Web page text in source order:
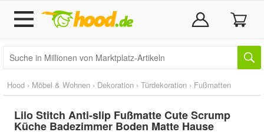
Hood › Möbel & Wohnen › Dekoration › Türdekoration › Fußmatten
Lilo Stitch Anti-slip Fußmatte Cute Scrump
Küche Badezimmer Boden Matte Hause